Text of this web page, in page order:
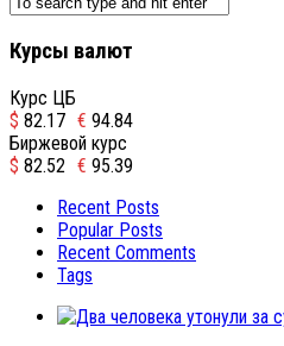
Курсы валют
Курс ЦБ
$ 82.17 € 94.84
Биржевой курс
$ 82.52 € 95.39
Recent Posts
Popular Posts
Recent Comments
Tags